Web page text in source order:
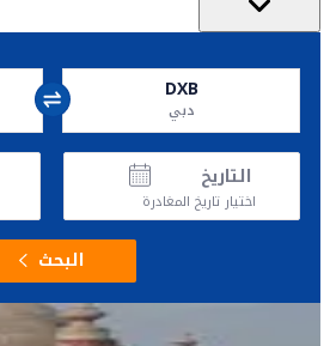
DXB
دبي
التاريخ
اختيار تاريخ المغادرة
البحث